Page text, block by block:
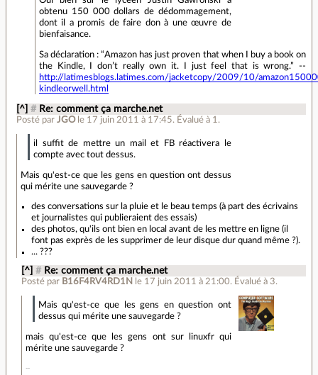
obtenu 150 000 dollars de dédommagement,
dont il a promis de faire don à une œuvre de
bienfaisance.
Sa déclaration : “Amazon has just proven that when I buy a book on
the Kindle, I don’t really own it. I just feel that is wrong.” --
http://latimesblogs.latimes.com/jacketcopy/2009/10/
kindleorwell.html
[^] # Re: comment ça marche.net
Posté parJGO le 17 juin 2011 à 17:45. Évalué à 1 .
il suffit de mettre un mail et FB réactivera le
compte avec tout dessus.
Mais qu'est-ce que les gens en question ont dessus
qui mérite une sauvegarde ?
des conversations sur la pluie et le beau temps (à part des écrivains
et journalistes qui publieraient des essais)
des photos, qu'ils ont bien en local avant de les mettre en ligne (il
font pas exprès de les supprimer de leur disque dur quand même ?).
... ???
[^] # Re: comment ça marche.net
Posté par B16F4RV4RD1N le 17 juin 2011 à 21:00. Évalué à 3.
Mais qu'est-ce que les gens en question ont
dessus qui mérite une sauvegarde ?
mais qu'est-ce que les gens ont sur linuxfr qui
mérite une sauvegarde ?